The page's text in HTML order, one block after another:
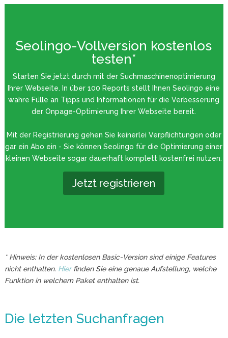
Seolingo-Vollversion kostenlos
testen*
Starten Sie jetzt durch mit der Suchmaschinenoptimierung
Ihrer Webseite. In über 100 Reports stellt Ihnen Seolingo eine
wahre Fülle an Tipps und Informationen für die Verbesserung
der Onpage-Optimierung Ihrer Webseite bereit.
Mit der Registrierung gehen Sie keinerlei Verpflichtungen oder
gar ein Abo ein - Sie können Seolingo für die Optimierung einer
kleinen Webseite sogar dauerhaft komplett kostenfrei nutzen.
Jetzt registrieren
* Hinweis: In der kostenlosen Basic-Version sind einige Features
nicht enthalten. Hierfinden Sie eine genaue Aufstellung, welche
Funktion in welchem Paket enthalten ist.
Die letzten Suchanfragen